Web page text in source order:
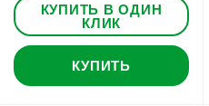
КУПИТЬ В ОДИН
КЛИК
КУПИТЬ